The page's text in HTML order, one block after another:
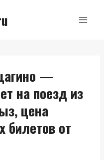
—
на поезд из
цена
от